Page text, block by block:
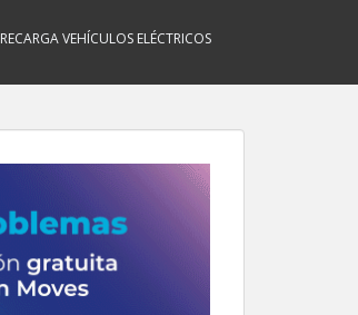
RECARGA VEHÍCULOS ELÉCTRICOS